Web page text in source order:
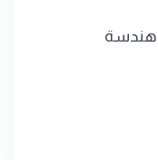
هندسة